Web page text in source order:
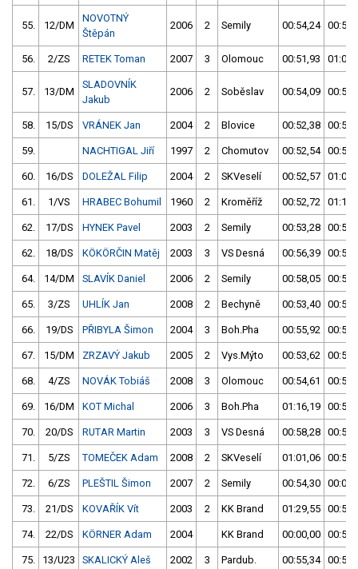
55. 12/DM
NOVOTNÝ
Štěpán
2006 2 Semily 00:54,24
56. 2/ZS RETEK Toman 2007 3 Olomouc 00:51,93
57. 13/DM
SLADOVNÍK
Jakub
2006 2 Soběslav 00:54,09
58. 15/DS VRÁNEK Jan 2004 2 Blovice 00:52,38
59. NACHTIGAL Jiří 1997 2 Chomutov 00:52,54
60. 16/DS DOLEŽAL Filip 2004 2 SKVeselí 00:52,57
61. 1/VS HRABEC Bohumil 1960 2 Kroměříž 00:52,72
62. 17/DS HYNEK Pavel 2003 2 Semily 00:53,28
62. 18/DS KÖKÖRČIN Matěj 2003 3 VS Desná 00:56,39
64. 14/DM SLAVÍK Daniel 2006 2 Semily 00:58,05
65. 3/ZS UHLÍK Jan 2008 2 Bechyně 00:53,40
66. 19/DS PŘIBYLA Šimon 2004 3 Boh.Pha 00:55,92
67. 15/DM ZRZAVÝ Jakub 2005 2 Vys.Mýto 00:53,62
68. 4/ZS NOVÁK Tobiáš 2008 3 Olomouc 00:54,61
69. 16/DM KOT Michal 2006 3 Boh.Pha 01:16,19
70. 20/DS RUTAR Martin 2003 3 VS Desná 00:58,28
71. 5/ZS TOMEČEK Adam 2008 2 SKVeselí 01:01,06
72. 6/ZS PLEŠTIL Šimon 2007 2 Semily 00:54,30
73. 21/DS KOVAŘÍK Vít 2003 2 KK Brand 01:29,55
74. 22/DS KÖRNER Adam 2004 KK Brand 00:00,00
75. 13/U23 SKALICKÝ Aleš 2002 3 Pardub. 00:55,34